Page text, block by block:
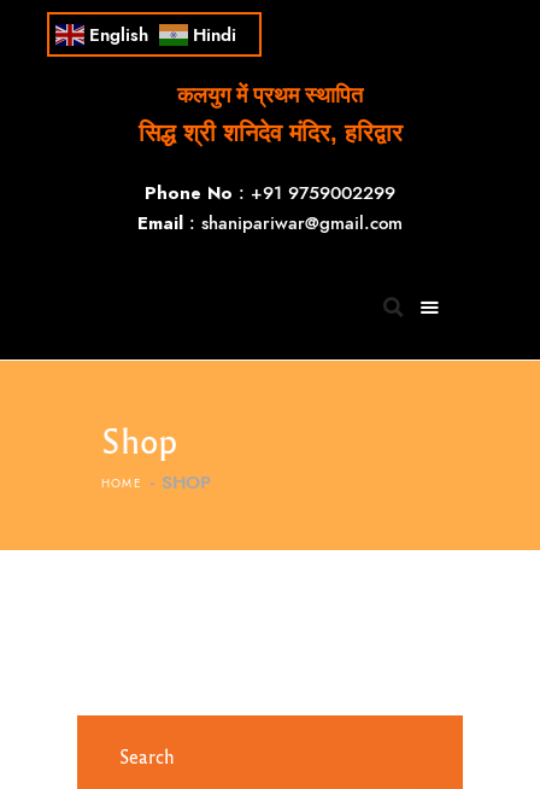
English Hindi
कलयुग में प्रथम स्थापित
सिद्ध श्री शनिदेव मंदिर, हरिद्वार
Phone No : +91 9759002299
Email : shanipariwar@gmail.com
Shop
HOME SHOP
Search